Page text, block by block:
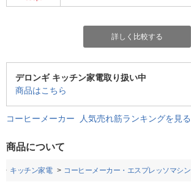
詳しく比較する
デロンギ キッチン家電取り扱い中
商品はこちら
コーヒーメーカー 人気売れ筋ランキングを見る
商品について
キッチン家電 コーヒーメーカー・エスプレッソマシン